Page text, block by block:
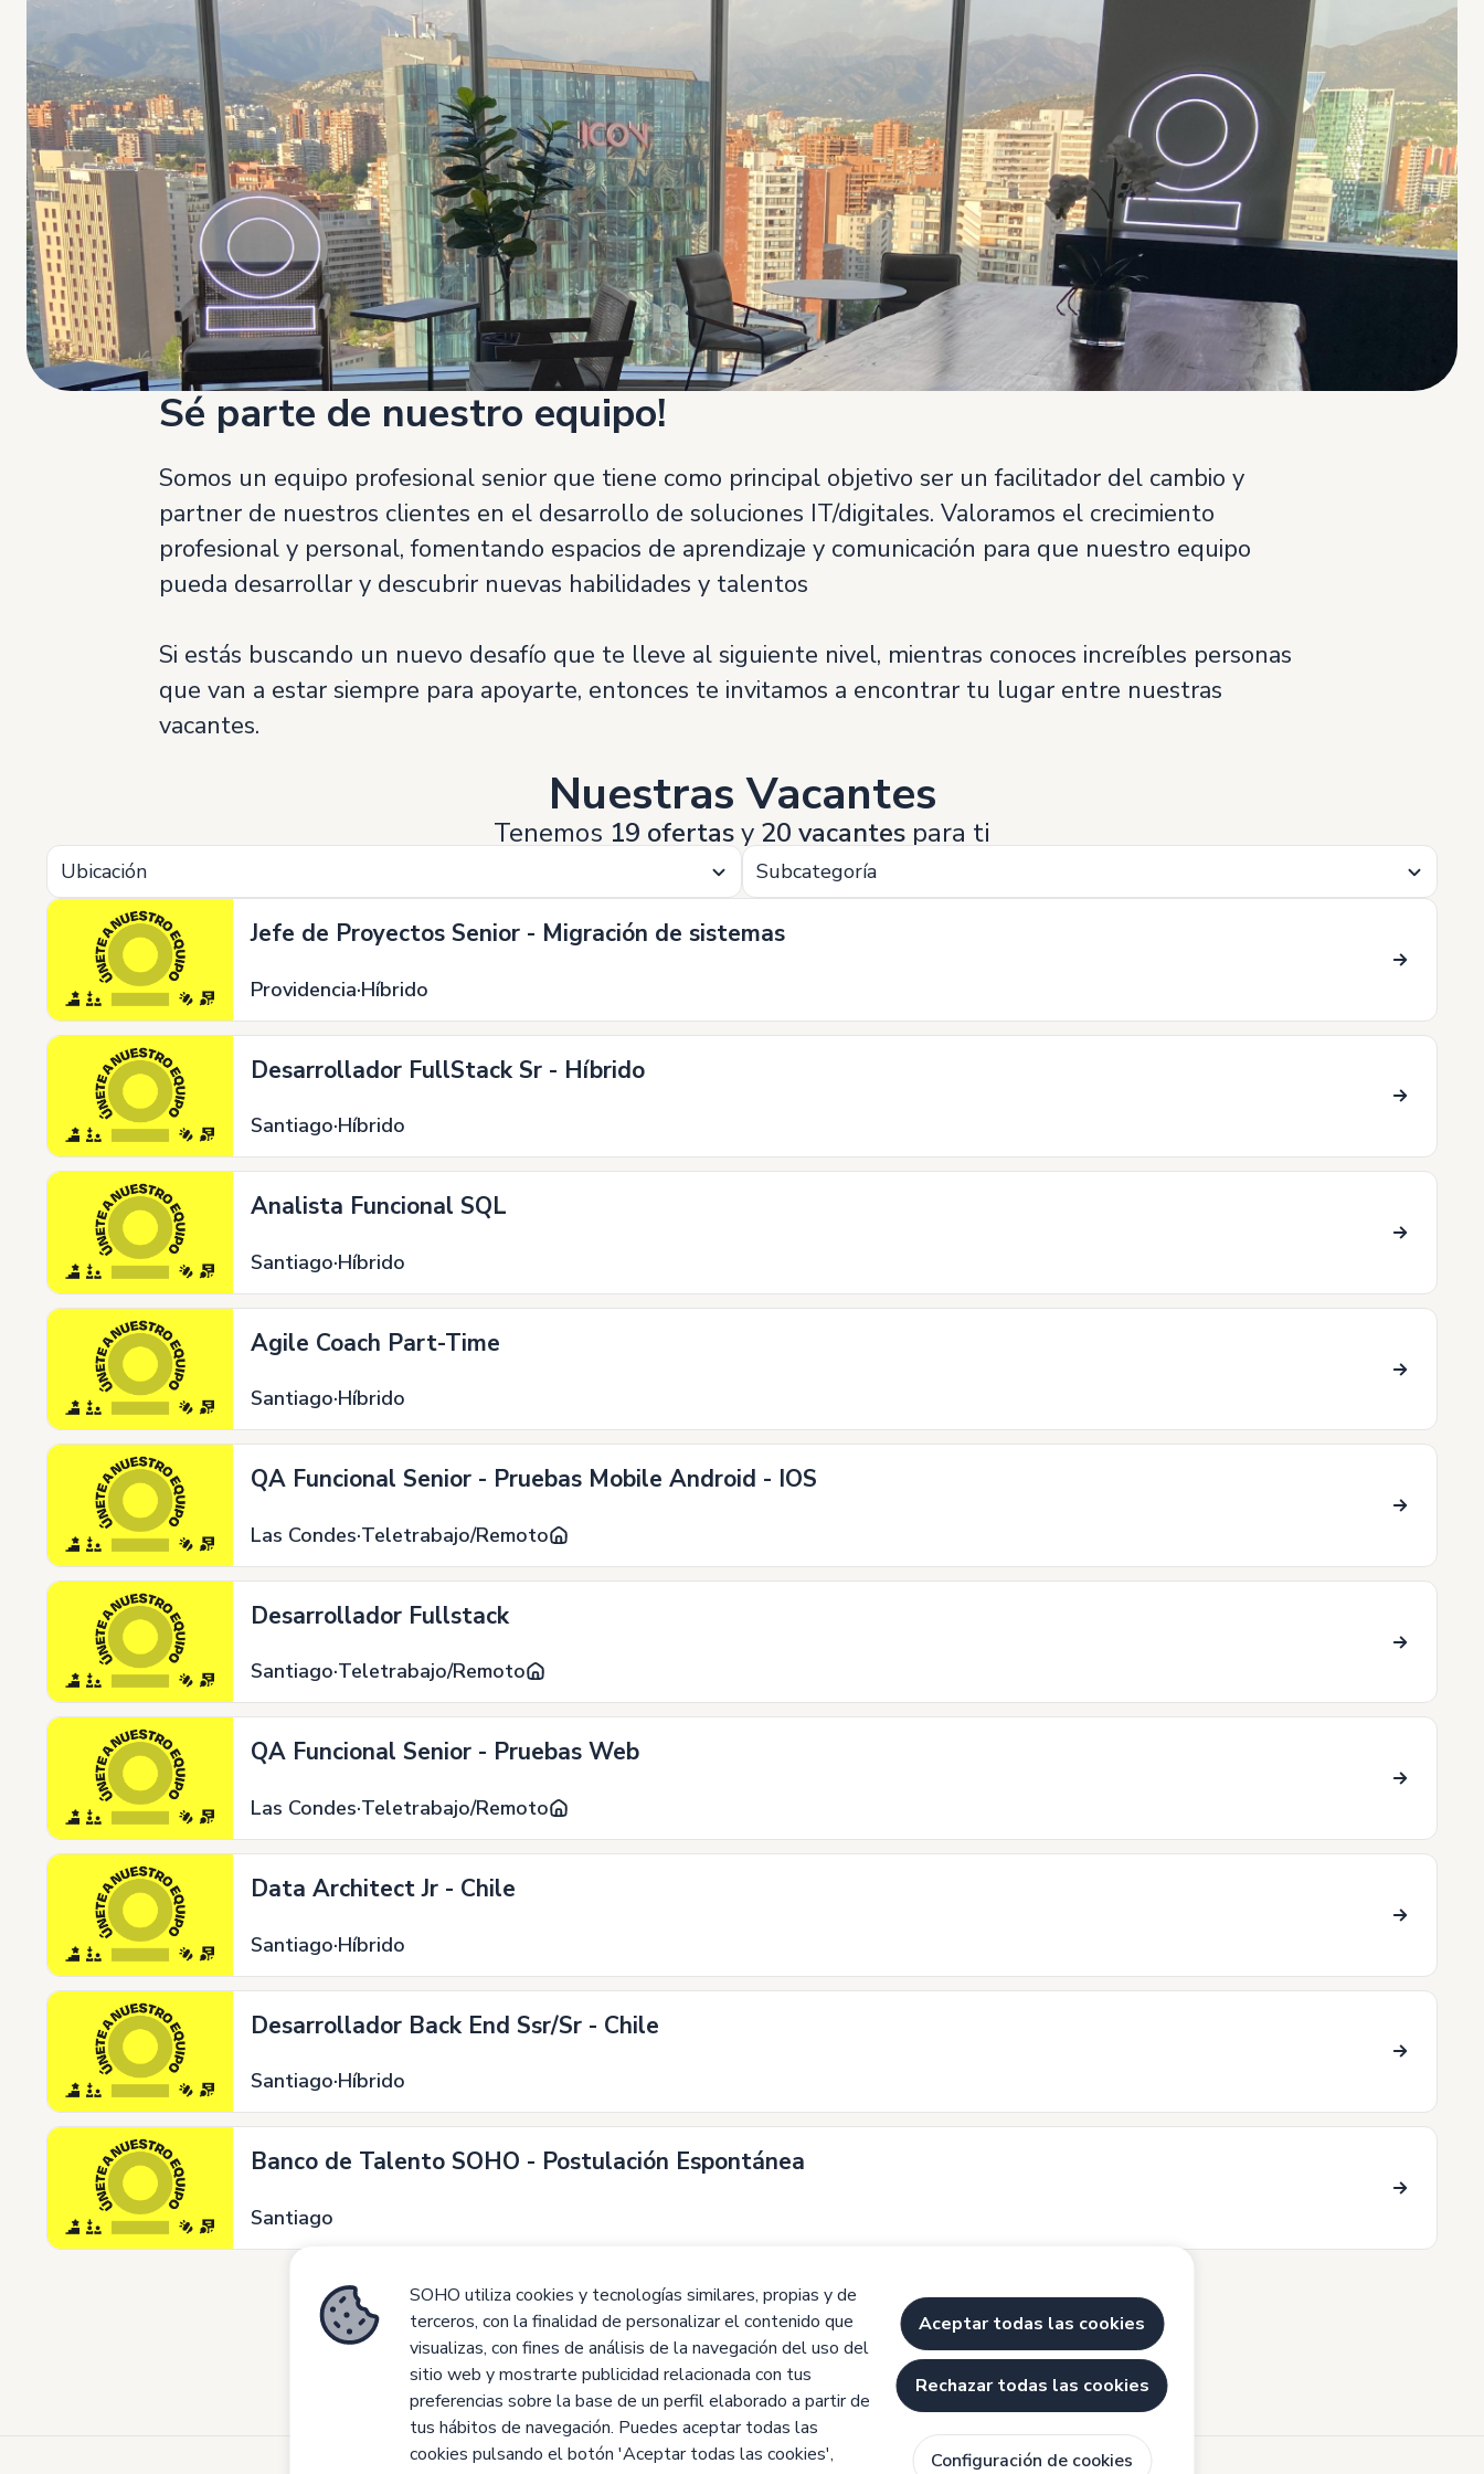
Sé parte de nuestro equipo!
Somos un equipo profesional senior que tiene como principal objetivo ser un facilitador del cambio y
partner de nuestros clientes en el desarrollo de soluciones IT/digitales. Valoramos el crecimiento
profesional y personal, fomentando espacios de aprendizaje y comunicación para que nuestro equipo
pueda desarrollar y descubrir nuevas habilidades y talentos
Si estás buscando un nuevo desafío que te lleve al siguiente nivel, mientras conoces increíbles personas
que van a estar siempre para apoyarte, entonces te invitamos a encontrar tu lugar entre nuestras
vacantes.
Nuestras Vacantes
Tenemos 19 ofertasy 20 vacantes para ti
Ubicación Subcategoría
Jefe de Proyectos Senior - Migración de sistemas
Providencia Híbrido
Desarrollador FullStack Sr - Híbrido
Santiago Híbrido
Analista Funcional SQL
Santiago Híbrido
Agile Coach Part-Time
Santiago Híbrido
QA Funcional Senior - Pruebas Mobile Android - IOS
Las Condes Teletrabajo/Remoto
Desarrollador Fullstack
Santiago Teletrabajo/Remoto
QA Funcional Senior - Pruebas Web
Las Condes Teletrabajo/Remoto
Data Architect Jr - Chile
Santiago Híbrido
Desarrollador Back End Ssr/Sr - Chile
Santiago Híbrido
Banco de Talento SOHO - Postulación Espontánea
Santiago
Anterior 1 2 Siguiente
SOHO utiliza cookies y tecnologías similares, propias y de
terceros, con la finalidad de personalizar el contenido que
visualizas, con fines de análisis de la navegación del uso del
sitio web y mostrarte publicidad relacionada con tus
preferencias sobre la base de un perfil elaborado a partir de
tus hábitos de navegación. Puedes aceptar todas las
cookies pulsando el botón 'Aceptar todas las cookies',
Aceptar todas las cookies
Rechazar todas las cookies
Configuración de cookies